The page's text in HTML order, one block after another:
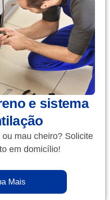
e sistema
mau cheiro? Solicite
em domicílio!
Mais